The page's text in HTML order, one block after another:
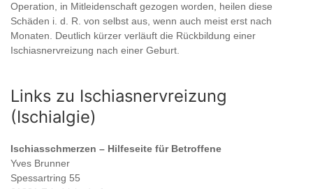
Operation, in Mitleidenschaft gezogen worden, heilen diese
Schäden i. d. R. von selbst aus, wenn auch meist erst nach
Monaten. Deutlich kürzer verläuft die Rückbildung einer
Ischiasnervreizung nach einer Geburt.
Links zu Ischiasnervreizung
(Ischialgie)
Ischiasschmerzen – Hilfeseite für Betroffene
Yves Brunner
Spessartring 55